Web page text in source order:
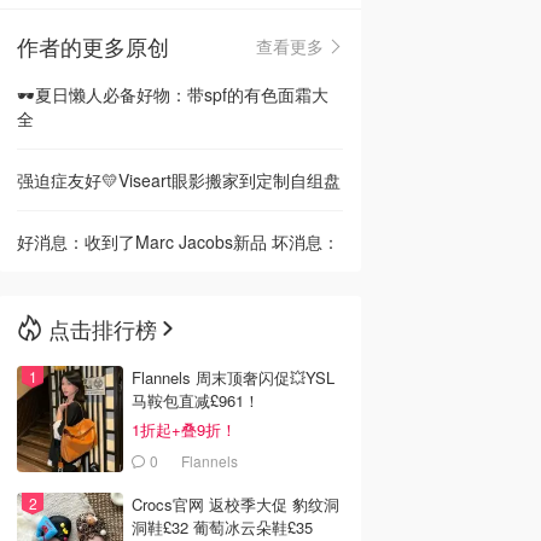
🇳🇿新西兰
作者的更多原创
查看更多
🕶️夏日懒人必备好物：带spf的有色面霜大
全
强迫症友好💛Viseart眼影搬家到定制自组盘
好消息：收到了Marc Jacobs新品 坏消息：
点击排行榜
Flannels 周末顶奢闪促💥YSL
马鞍包直减£961！
1折起+叠9折！
0 Flannels
Crocs官网 返校季大促 豹纹洞
洞鞋£32 葡萄冰云朵鞋£35